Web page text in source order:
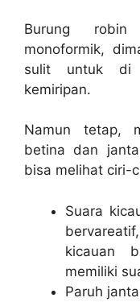
Burung
monoformik,
sulit untuk di
kemiripan.
Namun tetap,
betina dan
bisa melihat ciri-
Suara
kicauan
memiliki
Paruh